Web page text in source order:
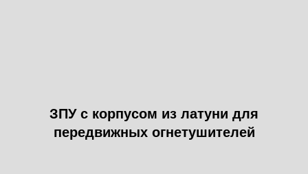
ЗПУ с корпусом из латуни для
передвижных огнетушителей